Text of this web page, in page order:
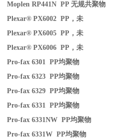
Moplen RP441N PP无规共聚物
Plexar® PX6002 PP ，未
Plexar® PX6005 PP ，未
Plexar® PX6006 PP ，未
Pro-fax 6301 PP均聚物
Pro-fax 6323 PP均聚物
Pro-fax 6329 PP均聚物
Pro-fax 6331 PP均聚物
Pro-fax 6331NW PP均聚物
Pro-fax 6331W PP均聚物